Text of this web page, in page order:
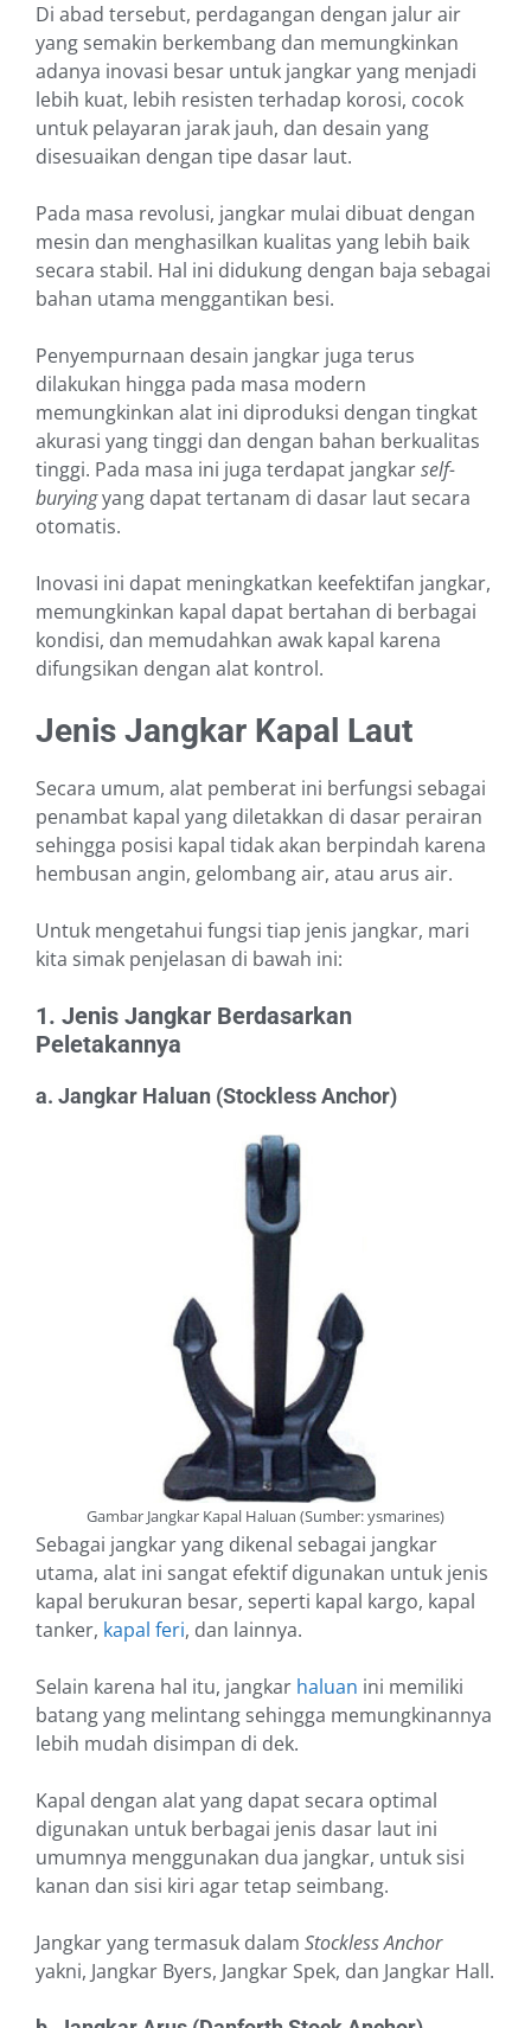
Di abad tersebut, perdagangan dengan jalur air
yang semakin berkembang dan memungkinkan
adanya inovasi besar untuk jangkar yang menjadi
lebih kuat, lebih resisten terhadap korosi, cocok
untuk pelayaran jarak jauh, dan desain yang
disesuaikan dengan tipe dasar laut.
Pada masa revolusi, jangkar mulai dibuat dengan
mesin dan menghasilkan kualitas yang lebih baik
secara stabil. Hal ini didukung dengan baja sebagai
bahan utama menggantikan besi.
Penyempurnaan desain jangkar juga terus
dilakukan hingga pada masa modern
memungkinkan alat ini diproduksi dengan tingkat
akurasi yang tinggi dan dengan bahan berkualitas
tinggi. Pada masa ini juga terdapat jangkarself-
buryingyang dapat tertanam di dasar laut secara
otomatis.
Inovasi ini dapat meningkatkan keefektifan jangkar,
memungkinkan kapal dapat bertahan di berbagai
kondisi, dan memudahkan awak kapal karena
difungsikan dengan alat kontrol.
Jenis Jangkar Kapal Laut
Secara umum, alat pemberat ini berfungsi sebagai
penambat kapal yang diletakkan di dasar perairan
sehingga posisi kapal tidak akan berpindah karena
hembusan angin, gelombang air, atau arus air.
Untuk mengetahui fungsi tiap jenis jangkar, mari
kita simak penjelasan di bawah ini:
1. Jenis Jangkar Berdasarkan
Peletakannya
a. Jangkar Haluan (Stockless Anchor)
Gambar Jangkar Kapal Haluan (Sumber: ysmarines)
Sebagai jangkar yang dikenal sebagai jangkar
utama, alat ini sangat efektif digunakan untuk jenis
kapal berukuran besar, seperti kapal kargo, kapal
tanker, kapal feri, dan lainnya.
Selain karena hal itu, jangkar haluan ini memiliki
batang yang melintang sehingga memungkinannya
lebih mudah disimpan di dek.
Kapal dengan alat yang dapat secara optimal
digunakan untuk berbagai jenis dasar laut ini
umumnya menggunakan dua jangkar, untuk sisi
kanan dan sisi kiri agar tetap seimbang.
Jangkar yang termasuk dalam Stockless Anchor
yakni, Jangkar Byers, Jangkar Spek, dan Jangkar Hall.